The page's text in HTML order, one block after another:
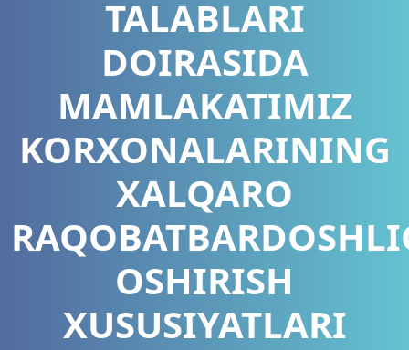
TALABLARI
DOIRASIDA
MAMLAKATIMIZ
KORXONALARINING
XALQARO
OSHIRISH
XUSUSIYATLARI